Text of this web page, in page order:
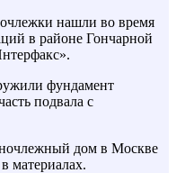
нашли во время
в районе Гончарной
фундамент
подвала с
дом в Москве
материалах.